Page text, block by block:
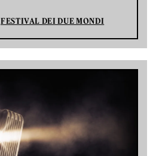
FESTIVAL DEI DUE MONDI